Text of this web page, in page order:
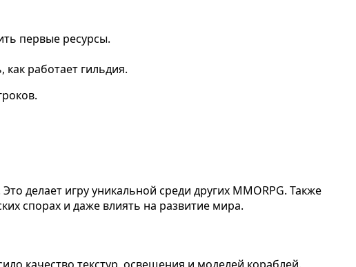
первые ресурсы.
работает гильдия.
делает игру уникальной среди других MMORPG. Также
спорах и даже влиять на развитие мира.